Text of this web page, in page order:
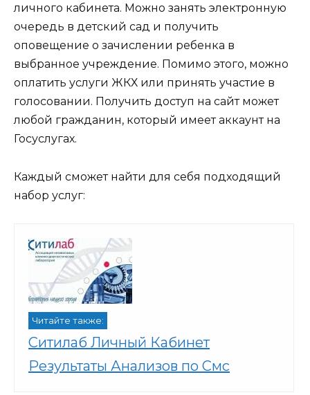
личного кабинета. Можно занять электронную
очередь в детский сад и получить
оповещение о зачислении ребенка в
выбранное учреждение. Помимо этого, можно
оплатить услуги ЖКХ или принять участие в
голосовании. Получить доступ на сайт может
любой гражданин, который имеет аккаунт на
Госуслугах.
Каждый сможет найти для себя подходящий
набор услуг:
Читайте также:
Ситилаб Личный Кабинет
Результаты Анализов по Смс